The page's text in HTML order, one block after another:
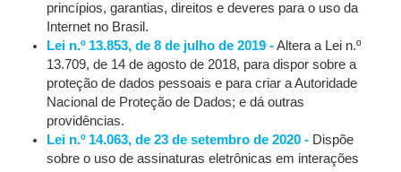
princípios, garantias, direitos e deveres para o uso da
Internet no Brasil.
Lei n.º 13.853, de 8 de julho de 2019 -Altera a Lei n.º
13.709, de 14 de agosto de 2018, para dispor sobre a
proteção de dados pessoais e para criar a Autoridade
Nacional de Proteção de Dados; e dá outras
providências.
Lei n.º 14.063, de 23 de setembro de 2020 - Dispõe
sobre o uso de assinaturas eletrônicas em interações